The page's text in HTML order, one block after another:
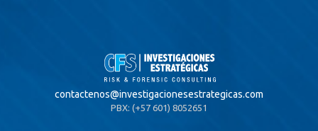
contactenos@investigacionesestrategicas.com
PBX: (+57 601) 8052651